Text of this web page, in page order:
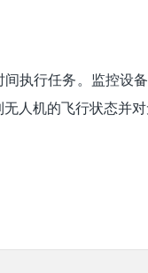
执行任务。监控设
人机的飞行状态并对